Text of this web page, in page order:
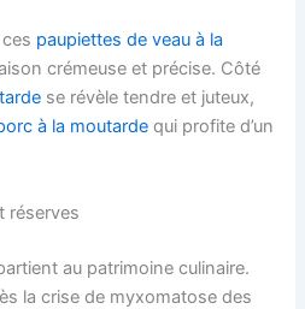
paupiettes de veau à la
crémeuse et précise. Côté
se révèle tendre et juteux,
à la moutarde qui profite d’un
réserves
au patrimoine culinaire.
la crise de myxomatose des